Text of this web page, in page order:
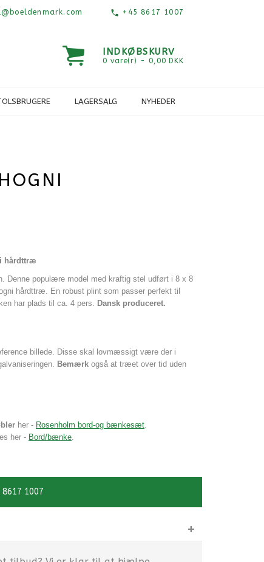
+45 8617 1007
INDKØBSKURV
0 vare(r) - 0,00 DKK
LAGERSALG NYHEDER
hårdttræ
Denne populære model med kraftig stel udført i 8 x 8
hårdttræ. En robust p lint som passer perfekt til
har plads til ca. 4 pers. Dansk produceret.
billede. Disse skal lovmæssigt være der i
Bemærk også at træet over tid uden
her - Rosenholm bord-og bænkesæt.
her - Bord/bænke.
8617 1007